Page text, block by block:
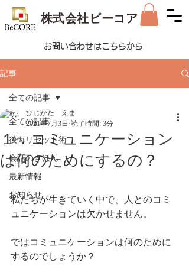
株式会社ビーコア
お問い合わせはこちらから
記事
全ての記事
後悔リセット術
会話のきほん
最新情報
お知らせ
全ての記事
１．コミュニケーション
は何のためにするの？
ひじかた えま
2021年7月3日 読了時間: 3分
私たちが生きていく中で、人とのコミ
ュニケーションは欠かせません。
ではコミュニケーションは何のために
するのでしょうか？